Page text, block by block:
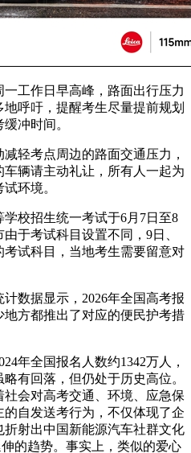
工作日早高峰，路面出行压力
呼吁，提醒考生尽量提前规划
冲时间。
轻考点周边的路面交通压力，
辆请主动礼让，所有人一起为
环境。
校招生统一考试于6月7日至8
于考试科目设置不同，9日、
试科目，当地考生需要留意对
数据显示，2026年全国高考报
地方都推出了对应的便民护考措
年全国报名人数约1342万人，
略有回落，但仍处于历史高位。
会对高考交通、环境、应急保
自发送考行为，不仅体现了企
射出中国新能源汽车社群文化
的趋势。事实上，类似的爱心